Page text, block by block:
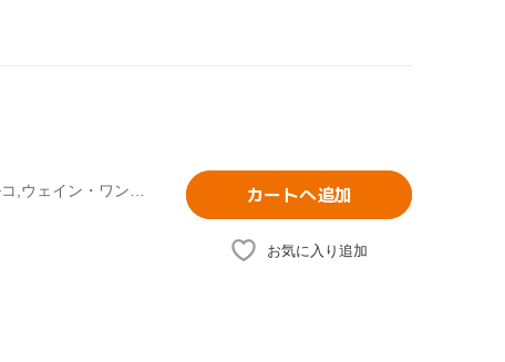
カートへ追加
お気に入り追加